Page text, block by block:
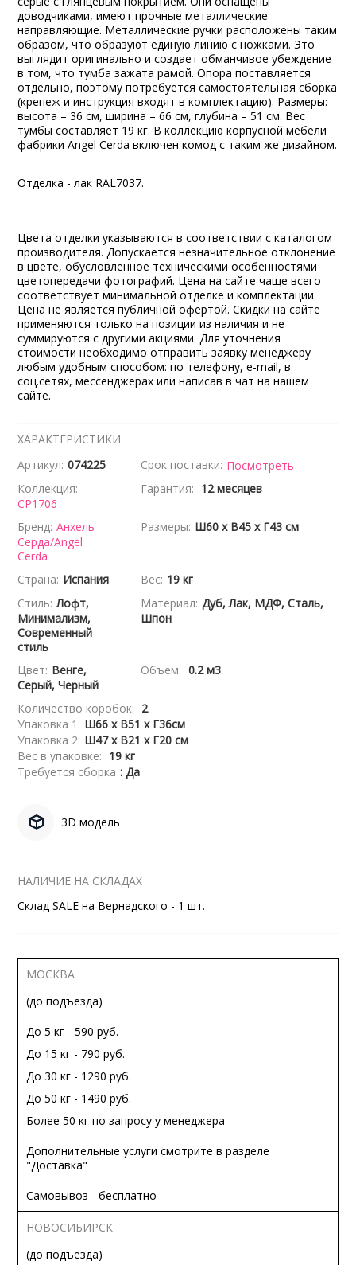
доводчиками, имеют прочные металлические
направляющие. Металлические ручки расположены таким
образом, что образуют единую линию с ножками. Это
выглядит оригинально и создает обманчивое убеждение
в том, что тумба зажата рамой. Опора поставляется
отдельно, поэтому потребуется самостоятельная сборка
(крепеж и инструкция входят в комплектацию). Размеры:
высота – 36 см, ширина – 66 см, глубина – 51 см. Вес
тумбы составляет 19 кг. В коллекцию корпусной мебели
фабрики Angel Cerda включен комод с таким же дизайном.
Отделка - лак RAL7037.
Цвета отделки указываются в соответствии с каталогом
производителя. Допускается незначительное отклонение
в цвете, обусловленное техническими особенностями
цветопередачи фотографий. Цена на сайте чаще всего
соответствует минимальной отделке и комплектации.
Цена не является публичной офертой. Скидки на сайте
применяются только на позиции из наличия и не
суммируются с другими акциями. Для уточнения
стоимости необходимо отправить заявку менеджеру
любым удобным способом: по телефону, e-mail, в
соц.сетях, мессенджерах или написав в чат на нашем
сайте.
ХАРАКТЕРИСТИКИ
Артикул: 074225 Срок поставки: Посмотреть
Коллекция:
CP1706
Гарантия: 12 месяцев
Бренд: Анхель
Серда/Angel
Cerda
Размеры: Ш60 x В45 x Г43 см
Страна: Испания Вес: 19 кг
Стиль: Лофт,
Минимализм,
Современный
стиль
Материал: Дуб, Лак, МДФ, Сталь,
Шпон
Цвет: Венге,
Серый, Черный
Объем: 0.2 м3
Количество коробок: 2
Упаковка 1: Ш66 x В51 x Г36см
Упаковка 2: Ш47 x В21 x Г20 см
Вес в упаковке: 19 кг
Требуется сборка : Да
3D модель
НАЛИЧИЕ НА СКЛАДАХ
Склад SALE на Вернадского - 1 шт.
МОСКВА
(до подъезда)
До 5 кг - 590 руб.
До 15 кг - 790 руб.
До 30 кг - 1290 руб.
До 50 кг - 1490 руб.
Более 50 кг по запросу у менеджера
Дополнительные услуги смотрите в разделе
"Доставка"
Самовывоз - бесплатно
НОВОСИБИРСК
(до подъезда)